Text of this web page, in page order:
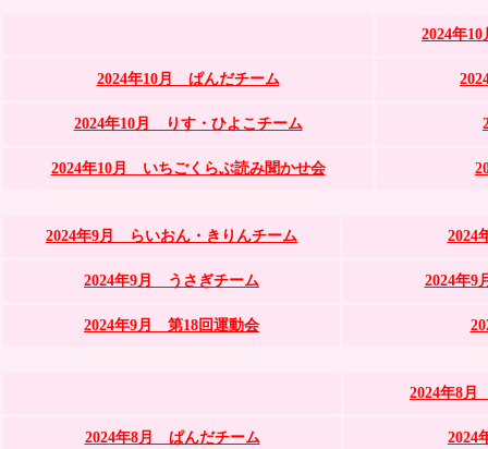
2024年
2024年10月 ぱんだチーム
2024年10月 りす・ひよこチーム
2024年10月 いちごくらぶ読み聞かせ会
2024年9月 らいおん・きりんチーム 2024
2024年9月 うさぎチーム 2024年9
2024年9月 第18回運動会
2024年8
2024年8月 ぱんだチーム 2024